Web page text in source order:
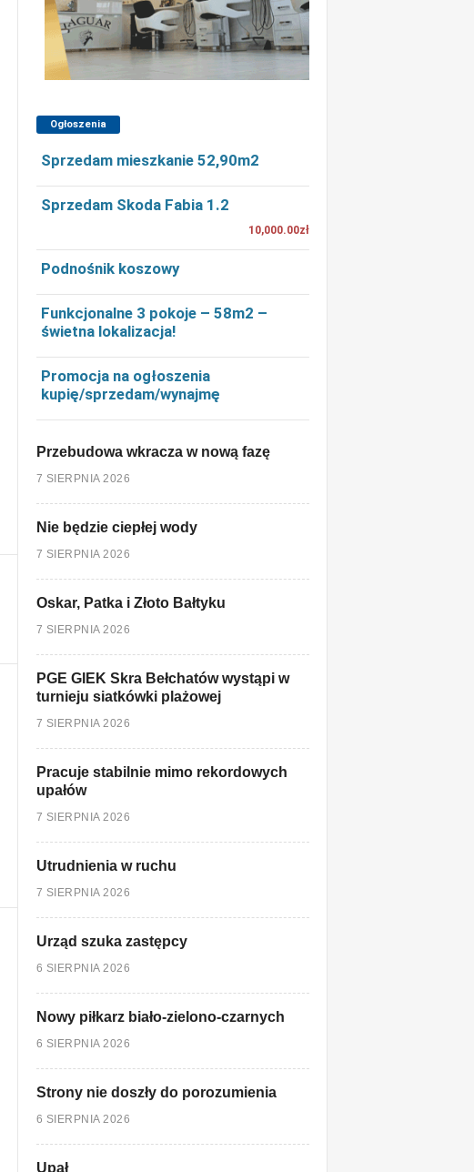
Ogłoszenia
Sprzedam mieszkanie 52,90m2
Sprzedam Skoda Fabia 1.2
10,000.00zł
Podnośnik koszowy
Funkcjonalne 3 pokoje – 58m2 –
świetna lokalizacja!
Promocja na ogłoszenia
kupię/sprzedam/wynajmę
Przebudowa wkracza w nową fazę
7 SIERPNIA 2026
Nie będzie ciepłej wody
7 SIERPNIA 2026
Oskar, Patka i Złoto Bałtyku
7 SIERPNIA 2026
PGE GIEK Skra Bełchatów wystąpi w
turnieju siatkówki plażowej
7 SIERPNIA 2026
Pracuje stabilnie mimo rekordowych
upałów
7 SIERPNIA 2026
Utrudnienia w ruchu
7 SIERPNIA 2026
Urząd szuka zastępcy
6 SIERPNIA 2026
Nowy piłkarz biało-zielono-czarnych
6 SIERPNIA 2026
Strony nie doszły do porozumienia
6 SIERPNIA 2026
Upał